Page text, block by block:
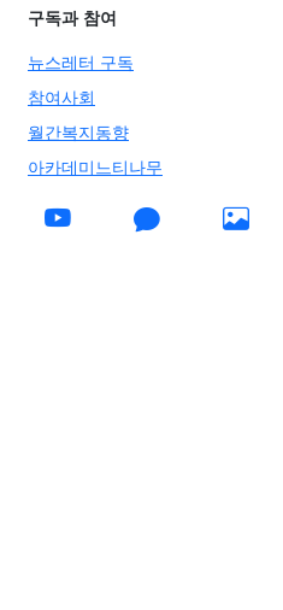
구독과 참여
뉴스레터 구독
참여사회
월간복지동향
아카데미느티나무